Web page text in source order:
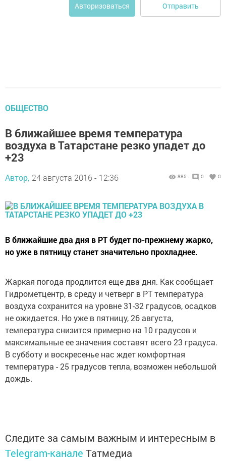
Авторизоваться Отправить
ОБЩЕСТВО
В ближайшее время температура
воздуха в Татарстане резко упадет до
+23
Автор, 24 августа 2016 - 12:36 885 0 0
В ближайшие два дня в РТ будет по-прежнему жарко,
но уже в пятницу станет значительно прохладнее.
Жаркая погода продлится еще два дня. Как сообщает
Гидрометцентр, в среду и четверг в РТ температура
воздуха сохранится на уровне 31-32 градусов, осадков
не ожидается. Но уже в пятницу, 26 августа,
температура снизится примерно на 10 градусов и
максимальные ее значения составят всего 23 градуса.
В субботу и воскресенье нас ждет комфортная
температура - 25 градусов тепла, возможен небольшой
дождь.
Следите за самым важным и интересным в
Telegram-канале Татмедиа